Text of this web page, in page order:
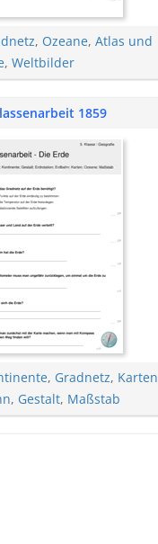
, Ozeane, Atlas und
, Weltbilder
1859
, Gradnetz, Karten
, Gestalt, Maßstab